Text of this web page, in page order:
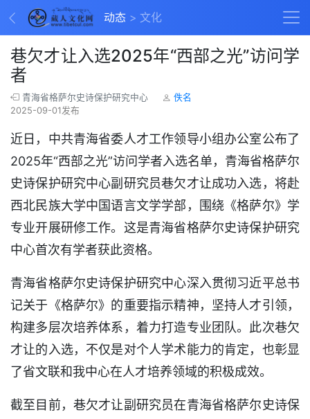
动态 文化
巷欠才让入选2025年“西部之光”访问学
者
青海省格萨尔史诗保护研究中心
佚名
2025-09-01发布
近日，中共青海省委人才工作领导小组办公室公布了
2025年“西部之光”访问学者入选名单，青海省格萨尔
史诗保护研究中心副研究员巷欠才让成功入选，将赴
西北民族大学中国语言文学学部，围绕《格萨尔》学
专业开展研修工作。这是青海省格萨尔史诗保护研究
中心首次有学者获此资格。
青海省格萨尔史诗保护研究中心深入贯彻习近平总书
记关于《格萨尔》的重要指示精神，坚持人才引领，
构建多层次培养体系，着力打造专业团队。此次巷欠
才让的入选，不仅是对个人学术能力的肯定，也彰显
了省文联和我中心在人才培养领域的积极成效。
截至目前，巷欠才让副研究员在青海省格萨尔史诗保